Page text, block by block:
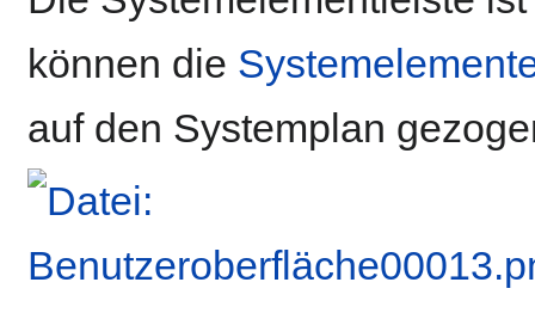
können die
auf den Systemplan